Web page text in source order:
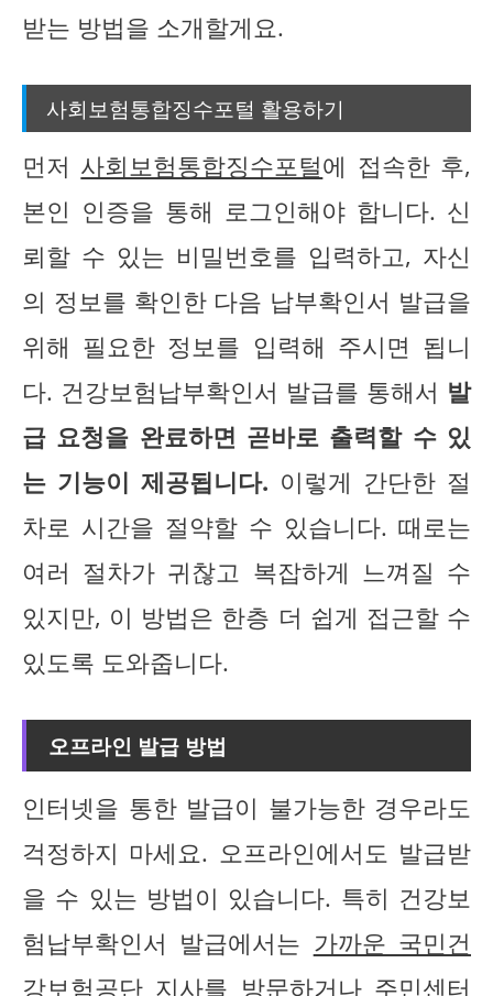
받는 방법을 소개할게요.
사회보험통합징수포털 활용하기
먼저 사회보험통합징수포털에 접속한 후,
본인 인증을 통해 로그인해야 합니다. 신
뢰할 수 있는 비밀번호를 입력하고, 자신
의 정보를 확인한 다음 납부확인서 발급을
위해 필요한 정보를 입력해 주시면 됩니
다. 건강보험납부확인서 발급를 통해서 발
급 요청을 완료하면 곧바로 출력할 수 있
는 기능이 제공됩니다. 이렇게 간단한 절
차로 시간을 절약할 수 있습니다. 때로는
여러 절차가 귀찮고 복잡하게 느껴질 수
있지만, 이 방법은 한층 더 쉽게 접근할 수
있도록 도와줍니다.
오프라인 발급 방법
인터넷을 통한 발급이 불가능한 경우라도
걱정하지 마세요. 오프라인에서도 발급받
을 수 있는 방법이 있습니다. 특히 건강보
험납부확인서 발급에서는 가까운 국민건
강보험공단 지사를 방문하거나 주민센터